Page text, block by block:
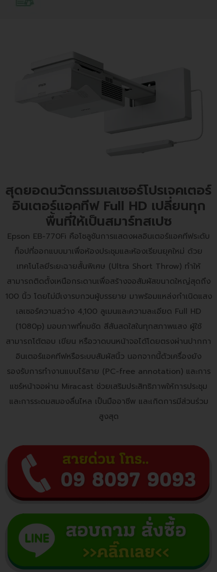
สุดยอดนวัตกรรมเลเซอร์โปรเจคเตอร์
อินเตอร์แอคทีฟ Full HD เปลี่ยนทุก
พื้นที่ให้เป็นสมาร์ทสเปซ
Epson EB-770Fi คือโซลูชันการแสดงผลอินเตอร์แอคทีฟระดับ
ท็อปที่ออกแบบมาเพื่อห้องประชุมและห้องเรียนยุคใหม่ ด้วย
เทคโนโลยีระยะฉายสั้นพิเศษ (Ultra Short Throw) ทำให้
สามารถติดตั้งเหนือกระดานเพื่อสร้างจอสัมผัสขนาดใหญ่สุดถึง
100 นิ้ว โดยไม่มีเงารบกวนผู้บรรยาย มาพร้อมแหล่งกำเนิดแสง
เลเซอร์ความสว่าง 4,100 ลูเมนและความละเอียด Full HD
(1080p) มอบภาพที่คมชัด สีสันสดใสในทุกสภาพแสง ผู้ใช้
สามารถโต้ตอบ เขียน หรือวาดบนหน้าจอได้โดยตรงผ่านปากกา
อินเตอร์แอคทีฟหรือระบบสัมผัสนิ้ว นอกจากนี้ตัวเครื่องยัง
รองรับการทำงานแบบไร้สาย (PC-free annotation) และการ
แชร์หน้าจอผ่าน Miracast ช่วยเสริมประสิทธิภาพให้การประชุม
และการระดมสมองลื่นไหล เป็นมืออาชีพ และเกิดการมีส่วนร่วม
สูงสุด